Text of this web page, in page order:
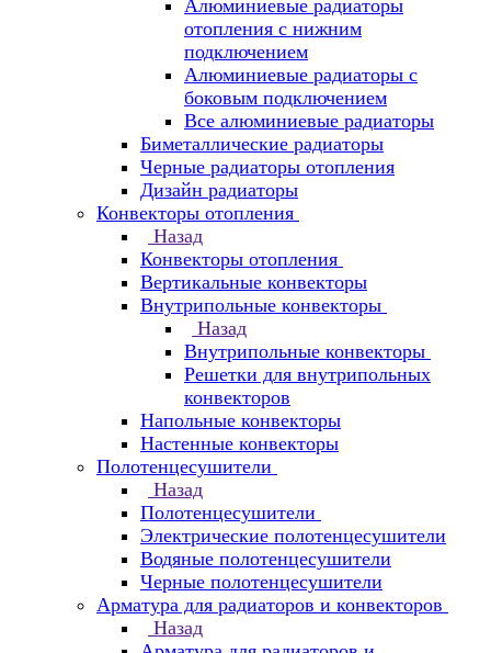
Алюминиевые радиаторы
отопления с нижним
подключением
Алюминиевые радиаторы с
боковым подключением
Все алюминиевые радиаторы
Биметаллические радиаторы
Черные радиаторы отопления
Дизайн радиаторы
Конвекторы отопления
Назад
Конвекторы отопления
Вертикальные конвекторы
Внутрипольные конвекторы
Назад
Внутрипольные конвекторы
Решетки для внутрипольных
конвекторов
Напольные конвекторы
Настенные конвекторы
Полотенцесушители
Назад
Полотенцесушители
Электрические полотенцесушители
Водяные полотенцесушители
Черные полотенцесушители
Арматура для радиаторов и конвекторов
Назад